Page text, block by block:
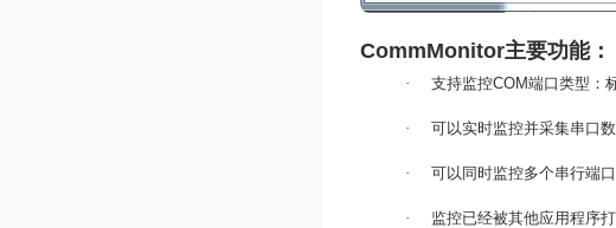
CommMonitor主要功能：
· 支持监控COM端口类型：
· 可以实时监控并采集串口数
· 可以同时监控多个串行端口
· 监控已经被其他应用程序